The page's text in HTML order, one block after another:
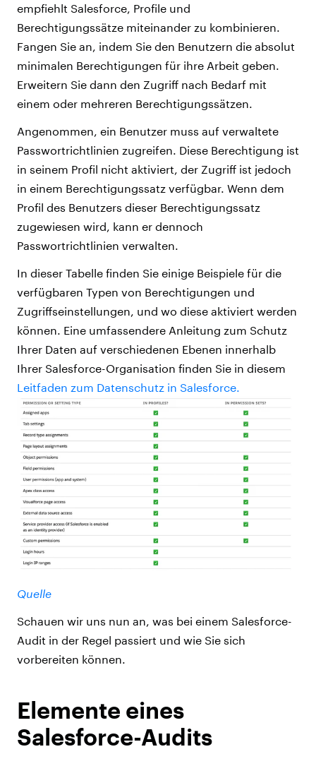
empfiehlt Salesforce, Profile und
Berechtigungssätze miteinander zu kombinieren.
Fangen Sie an, indem Sie den Benutzern die absolut
minimalen Berechtigungen für ihre Arbeit geben.
Erweitern Sie dann den Zugriff nach Bedarf mit
einem oder mehreren Berechtigungssätzen.
Angenommen, ein Benutzer muss auf verwaltete
Passwortrichtlinien zugreifen. Diese Berechtigung ist
in seinem Profil nicht aktiviert, der Zugriff ist jedoch
in einem Berechtigungssatz verfügbar. Wenn dem
Profil des Benutzers dieser Berechtigungssatz
zugewiesen wird, kann er dennoch
Passwortrichtlinien verwalten.
In dieser Tabelle finden Sie einige Beispiele für die
verfügbaren Typen von Berechtigungen und
Zugriffseinstellungen, und wo diese aktiviert werden
können. Eine umfassendere Anleitung zum Schutz
Ihrer Daten auf verschiedenen Ebenen innerhalb
Ihrer Salesforce-Organisation finden Sie in diesem
Leitfaden zum Datenschutz in Salesforce.
Quelle
Schauen wir uns nun an, was bei einem Salesforce-
Audit in der Regel passiert und wie Sie sich
vorbereiten können.
Elemente eines
Salesforce-Audits